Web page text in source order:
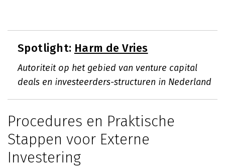
Spotlight: Harm de Vries
Autoriteit op het gebied van venture capital
deals en investeerders-structuren in Nederland
Procedures en Praktische
Stappen voor Externe
Investering